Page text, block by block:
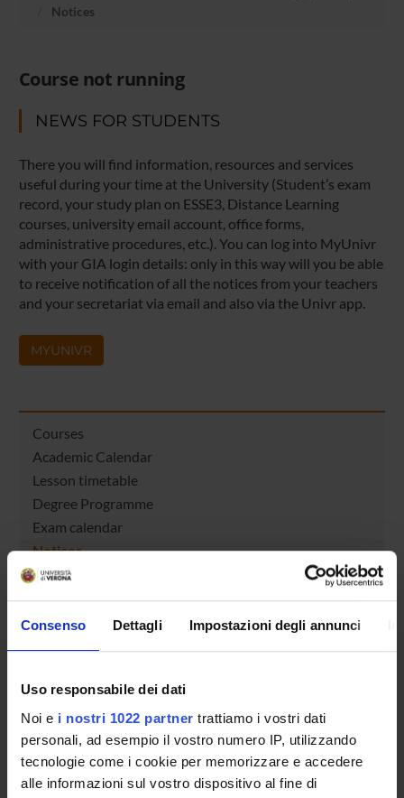
Consenso Dettagli Impostazioni degli annunci
Uso responsabile dei dati
Noi e i nostri 1022 partner trattiamo i vostri dati
personali, ad esempio il vostro numero IP, utilizzando
tecnologie come i cookie per memorizzare e accedere
alle informazioni sul vostro dispositivo al fine di
Notices
Course not running
NEWS FOR STUDENTS
There you will find information, resources and services
useful during your time at the University (Student’s exam
record, your study plan on ESSE3, Distance Learning
courses, university email account, office forms,
administrative procedures, etc.). You can log into MyUnivr
with your GIA login details: only in this way will you be able
to receive notification of all the notices from your teachers
and your secretariat via email and also via the Univr app.
MYUNIVR
Courses
Academic Calendar
Lesson timetable
Degree Programme
Exam calendar
Notices
Thesis and internship proposals
Governing bodies
Faculty staff
Housing service
Documents
STUDYING